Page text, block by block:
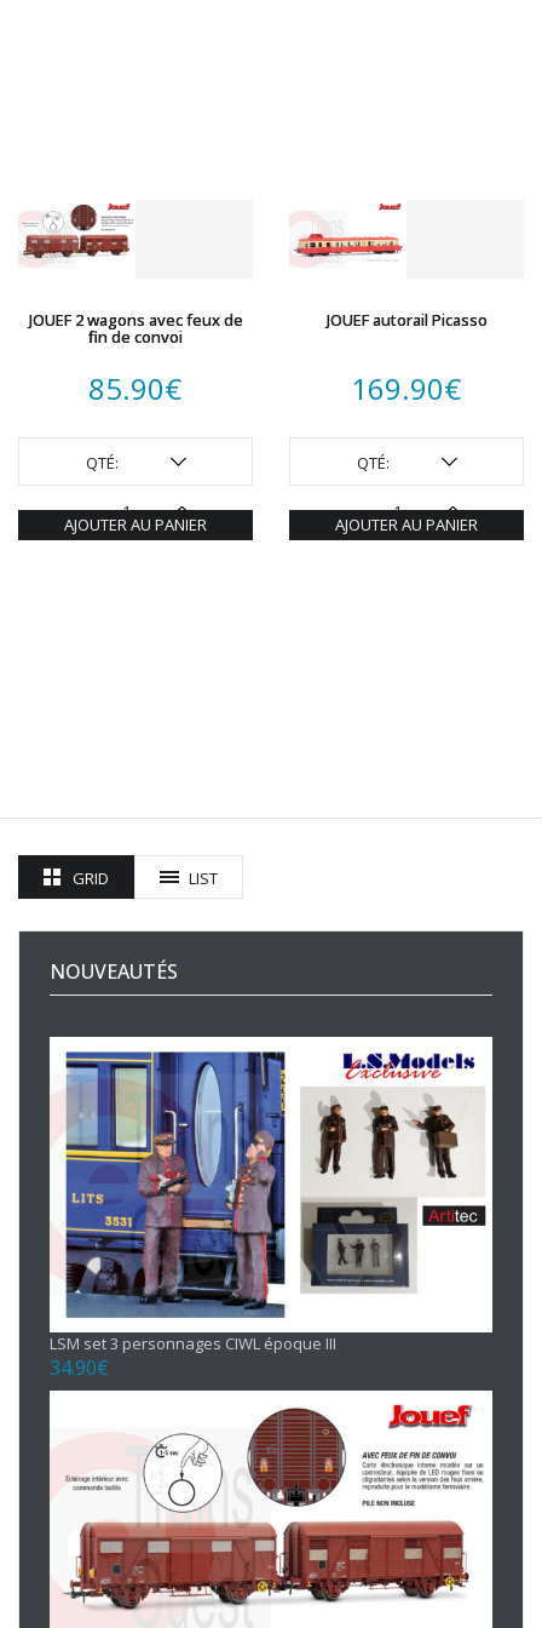
JOUEF 2 wagons avec feux de
fin de convoi
85.90€
QTÉ:
AJOUTER AU PANIER
JOUEF autorail Picasso
169.90€
QTÉ:
AJOUTER AU PANIER
GRID LIST
NOUVEAUTÉS
LSM set 3 personnages CIWL époque III
34.90€